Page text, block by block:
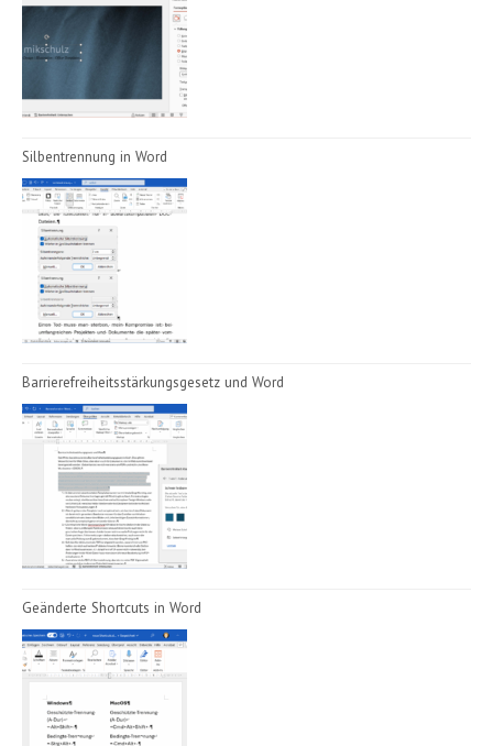
Silbentrennung in Word
Barrierefreiheitsstärkungsgesetz und Word
Geänderte Shortcuts in Word